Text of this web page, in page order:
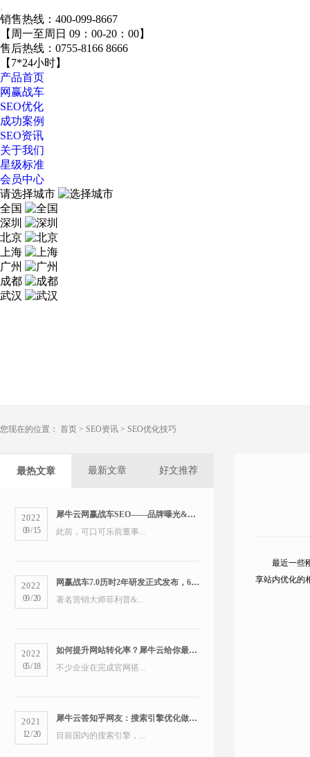
销售热线： 400-099-8667
【周一至周日 09：00-20：00】
售后热线： 0755-8166 8666
【7*24小时】
产品首页
网赢战车
SEO优化
成功案例
SEO资讯
关于我们
星级标准
会员中心
请选择城市
全国
深圳
北京
上海
广州
成都
武汉
您现在的位置： 首页 > SEO资讯 > SEO优化技巧
最热文章 最新文章 好文推荐
2022
09/15
犀牛云网赢战车SEO——品牌曝光&精准营销双管齐下
此前，可口可乐前董事...
2022
09/20
网赢战车7.0历时2年研发正式发布，6大版本打造数字营销新物种
著名营销大师菲利普&...
2022
05/18
如何提升网站转化率？犀牛云给你最全的营销洞察
不少企业在完成官网搭...
2021
12/20
犀牛云答知乎网友：搜索引擎优化做得好的公司有哪些？
目前国内的搜索引擎，...
最近一些
享站内优化的